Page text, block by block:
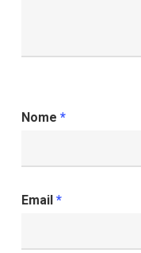
Nome *
Email *